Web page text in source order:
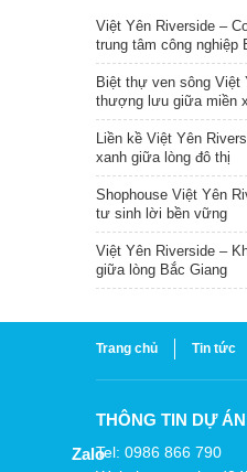
Việt Yên Riverside –
trung tâm công nghiệp
Biệt thự ven sông Việt
thượng lưu giữa miền
Liền kề Việt Yên
xanh giữa lòng đô thị
Shophouse Việt Yên
tư sinh lời bền vững
Việt Yên Riverside –
giữa lòng Bắc Giang
Trang chủ Tin tức
THÔNG TIN DỰ
Tel: 0986 866 790
Zalo